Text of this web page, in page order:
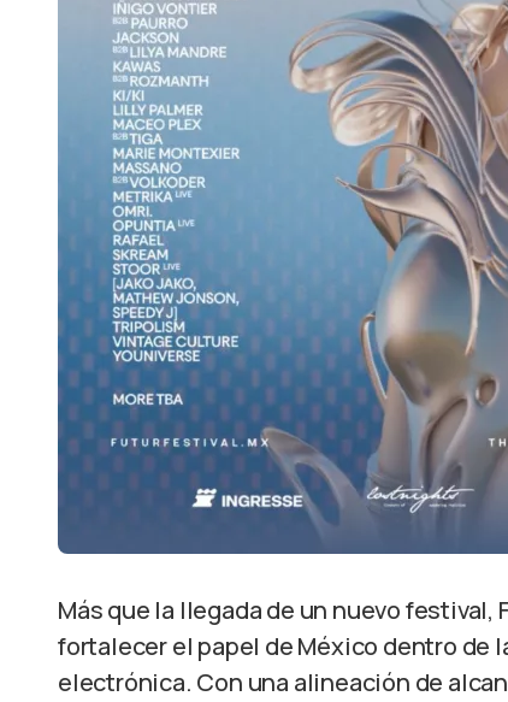
Más que la llegada de un nuevo festival,
fortalecer el papel de México dentro de
electrónica. Con una alineación de